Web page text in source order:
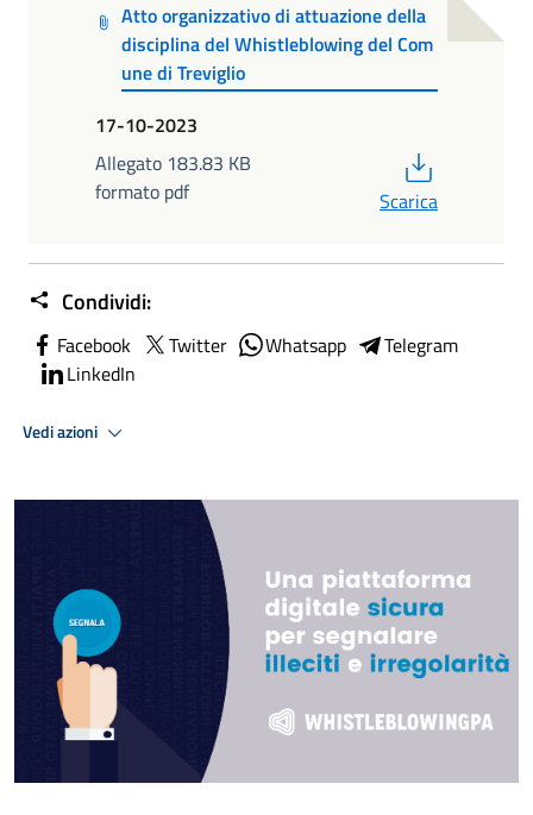
Atto organizzativo di attuazione della
disciplina del Whistleblowing del Com
une di Treviglio
17-10-2023
Allegato 183.83 KB
formato pdf
Scarica
Condividi:
Facebook Twitter Whatsapp
Telegram
LinkedIn
Vedi azioni